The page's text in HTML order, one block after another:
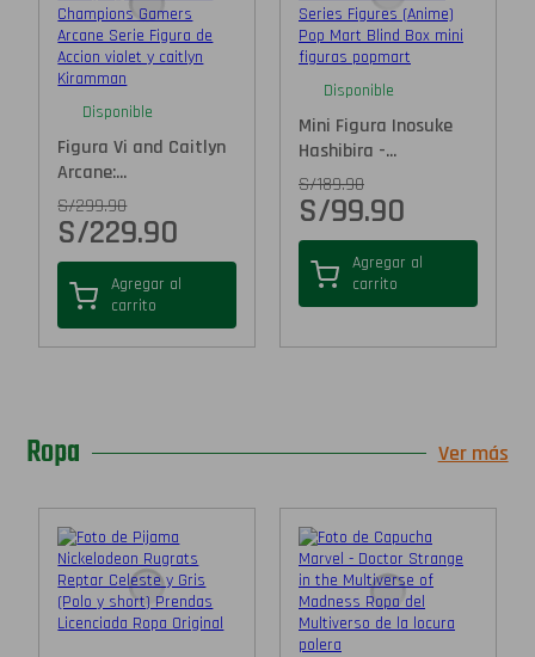
Disponible
Figura Vi and Caitlyn
Arcane:...
S/299.90
S/229.90
Agregar al
carrito
Disponible
Mini Figura Inosuke
Hashibira -...
S/189.90
S/99.90
Agregar al
carrito
Ropa Ver más